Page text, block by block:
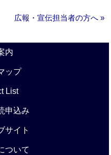
広報・宣伝担当者の方へ »
内
ップ
List
申込み
サイト
ついて